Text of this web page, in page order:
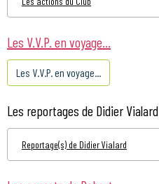
Les V.V.P. en voyage...
Les V.V.P. en voyage...
Les reportages de Didier Vialard
Reportage(s) de Didier Vialard